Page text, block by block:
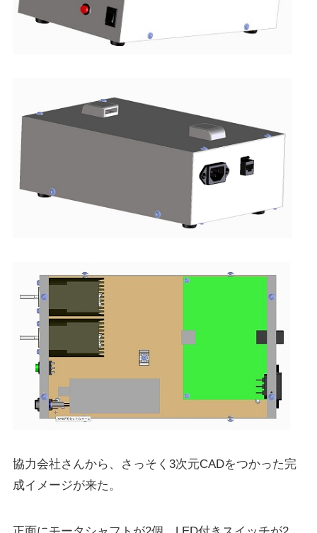
協力会社さんから、さっそく3次元CADをつかった完
成イメージが来た。